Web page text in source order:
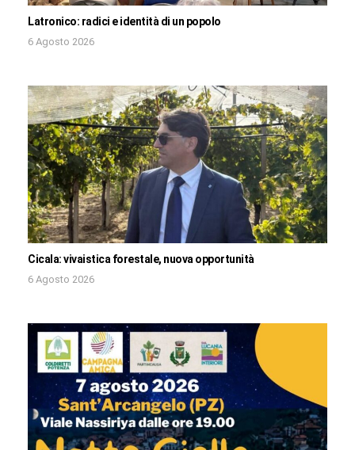
Latronico: radici e identità di un popolo
6 Agosto 2026
Cicala: vivaistica forestale, nuova opportunità
6 Agosto 2026